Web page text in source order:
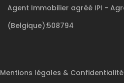
Agent Immobilier agréé IPI -
(Belgique):508794
Mentions légales &